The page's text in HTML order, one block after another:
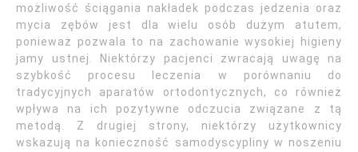
możliwość ściągania nakładek podczas jedzenia oraz
mycia zębów jest dla wielu osób dużym atutem,
ponieważ pozwala to na zachowanie wysokiej higieny
jamy ustnej. Niektórzy pacjenci zwracają uwagę na
szybkość procesu leczenia w porównaniu do
tradycyjnych aparatów ortodontycznych, co również
wpływa na ich pozytywne odczucia związane z tą
metodą. Z drugiej strony, niektórzy użytkownicy
wskazują na konieczność samodyscypliny w noszeniu